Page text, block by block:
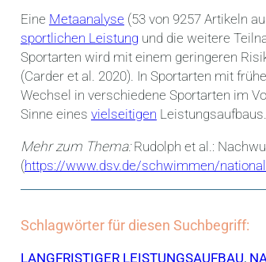
Eine Metaanalyse (53 von 9257 Artikeln
sportlichen Leistung und die weitere
Sportarten wird mit einem geringeren
(Carder et al. 2020). In Sportarten mit
Wechsel in verschiedene Sportarten im
Sinne eines vielseitigen
Mehr zum Thema:Rudolph et al.:
(https://www.dsv.de/schwimmen/
Schlagwörter für diesen Suchbegriff:
LANGFRISTIGER LEISTUNGSAUFBAU,